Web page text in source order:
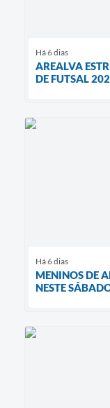
Há 6 dias
AREALVA
DE FUTSAL
Há 6 dias
MENINOS DE
NESTE